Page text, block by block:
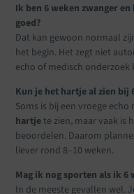
Ik ben 6 weken zwanger
goed?
Dat kan gewoon normaal
het begin. Het zegt niet
echo of medisch onderzoek
Kun je het hartje al zien bij
Soms is bij een vroege echo
hartjete zien, maar vaak is
beoordelen. Daarom
liever rond 8–10 weken.
Mag ik nog sporten als ik 6
In de meeste gevallen wel.